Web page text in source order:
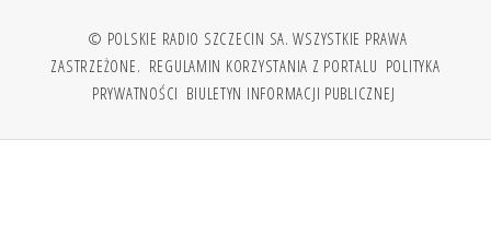
© POLSKIE RADIO SZCZECIN SA. WSZYSTKIE PRAWA
ZASTRZEŻONE. REGULAMIN KORZYSTANIA Z PORTALU POLITYKA
PRYWATNOŚCI BIULETYN INFORMACJI PUBLICZNEJ